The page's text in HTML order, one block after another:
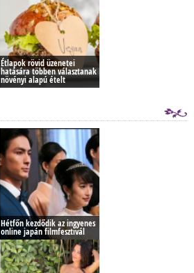
Étlapok rövid üzenetei
hatására többen választanak
növényi alapú ételt
Hétfőn kezdődik az ingyenes
online japán filmfesztivál